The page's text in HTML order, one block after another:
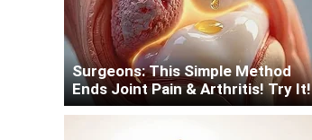
Surgeons: This Simple Method
Ends Joint Pain & Arthritis! Try It!